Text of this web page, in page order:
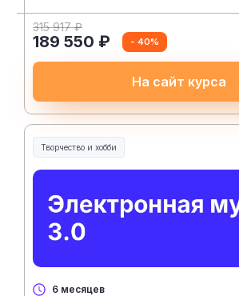
315 917 ₽
189 550 ₽ - 40%
На сайт курса
Творчество и хобби
Творчество, контент и хобби
6 месяцев